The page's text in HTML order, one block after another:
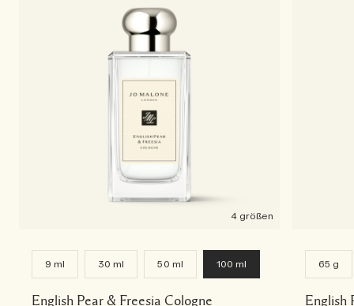
4 größen
9 ml 30 ml 50 ml 100 ml
English Pear & Freesia Cologne
65 g
English